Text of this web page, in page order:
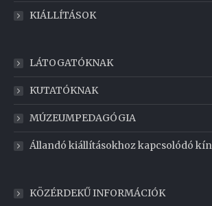
KIÁLLÍTÁSOK
LÁTOGATÓKNAK
KUTATÓKNAK
MÚZEUMPEDAGÓGIA
Állandó kiállításokhoz kapcsolódó
KÖZÉRDEKŰ INFORMÁCIÓK